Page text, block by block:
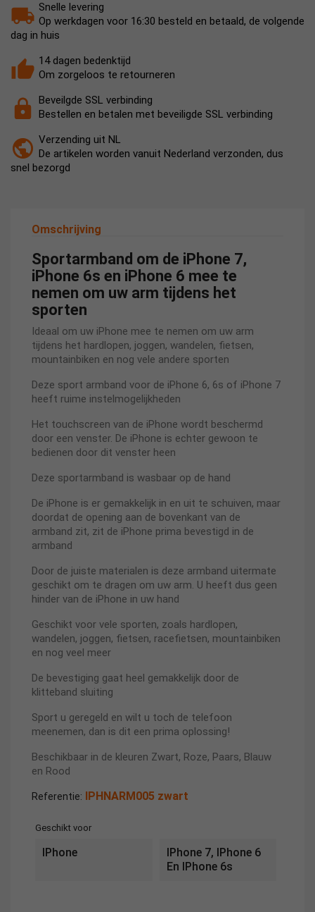
Snelle levering
Op werkdagen voor 16:30 besteld en betaald, de volgende
dag in huis
14 dagen bedenktijd
Om zorgeloos te retourneren
Beveilgde SSL verbinding
Bestellen en betalen met beveiligde SSL verbinding
Verzending uit NL
De artikelen worden vanuit Nederland verzonden, dus
snel bezorgd
Omschrijving
Sportarmband om de iPhone 7,
iPhone 6s en iPhone 6 mee te
nemen om uw arm tijdens het
sporten
Ideaal om uw iPhone mee te nemen om uw arm
tijdens het hardlopen, joggen, wandelen, fietsen,
mountainbiken en nog vele andere sporten
Deze sport armband voor de iPhone 6, 6s of iPhone 7
heeft ruime instelmogelijkheden
Het touchscreen van de iPhone wordt beschermd
door een venster. De iPhone is echter gewoon te
bedienen door dit venster heen
Deze sportarmband is wasbaar op de hand
De iPhone is er gemakkelijk in en uit te schuiven, maar
doordat de opening aan de bovenkant van de
armband zit, zit de iPhone prima bevestigd in de
armband
Door de juiste materialen is deze armband uitermate
geschikt om te dragen om uw arm. U heeft dus geen
hinder van de iPhone in uw hand
Geschikt voor vele sporten, zoals hardlopen,
wandelen, joggen, fietsen, racefietsen, mountainbiken
en nog veel meer
De bevestiging gaat heel gemakkelijk door de
klitteband sluiting
Sport u geregeld en wilt u toch de telefoon
meenemen, dan is dit een prima oplossing!
Beschikbaar in de kleuren Zwart, Roze, Paars, Blauw
en Rood
Referentie: IPHNARM005 zwart
Geschikt voor
IPhone
IPhone 7, IPhone 6
En IPhone 6s